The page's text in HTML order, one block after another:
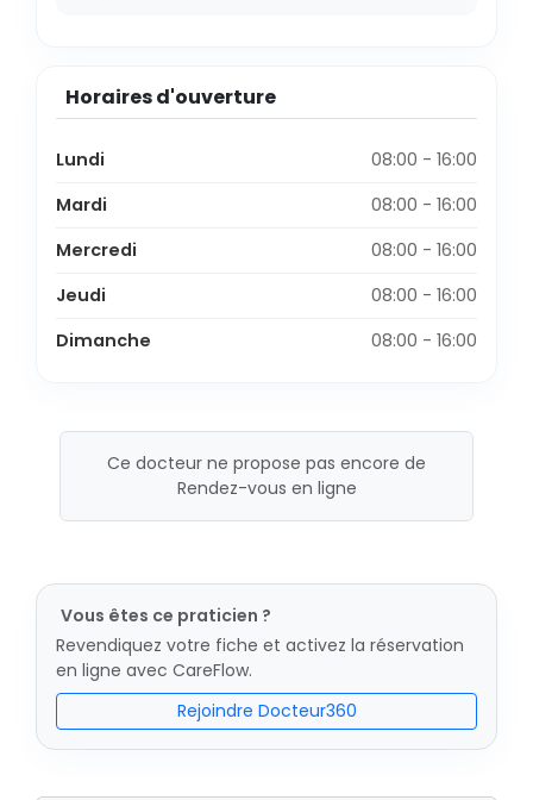
Horaires d'ouverture
Lundi
08:00 - 16:00
Mardi
08:00 - 16:00
Mercredi
08:00 - 16:00
Jeudi
08:00 - 16:00
Dimanche
08:00 - 16:00
Ce docteur ne propose pas encore de
Rendez-vous en ligne
Vous êtes ce praticien ?
Revendiquez votre fiche et activez la réservation
en ligne avec CareFlow.
Rejoindre Docteur360